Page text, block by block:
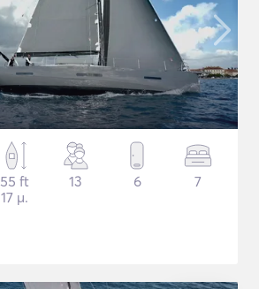
55 ft
17 μ.
13 6 7